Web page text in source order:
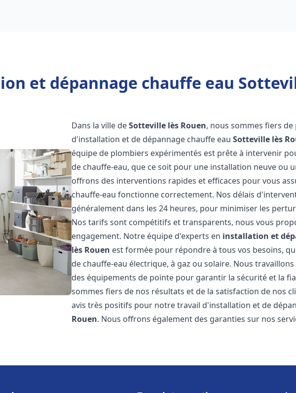
et dépannage chauffe eau
Dans la ville deSotteville lès Rouen, nous sommes fiers
d'installation et de dépannage chauffe eauSotteville lès
équipe de plombiers expérimentés est prête à intervenir
de chauffe-eau, que ce soit pour une installation neuve ou
offrons des interventions rapides et efficaces pour vous
chauffe-eau fonctionne correctement. Nos délais
généralement dans les 24 heures, pour minimiser les
Nos tarifs sont compétitifs et transparents, nous vous
engagement. Notre équipe d'experts en installation et
lès Rouen est formée pour répondre à tous vos besoins,
de chauffe-eau électrique, à gaz ou solaire. Nous
des équipements de pointe pour garantir la sécurité et la
sommes fiers de nos résultats et de la satisfaction de nos
avis très positifs pour notre travail d'installation et de
Rouen. Nous offrons également des garanties sur nos